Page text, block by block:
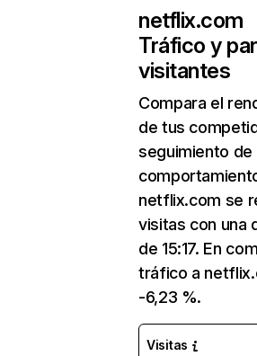
netflix.com
Tráfico y
visitantes
Compara el
de tus
seguimiento de
netflix.com se
visitas con una
de 15:17. En
tráfico a
-6,23 %.
Visitas